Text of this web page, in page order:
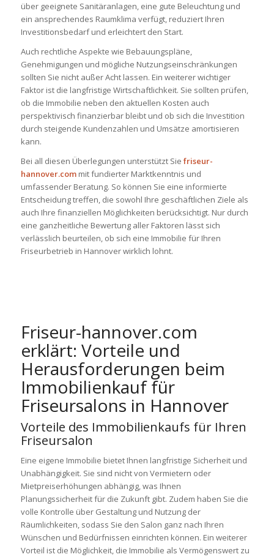
über geeignete Sanitäranlagen, eine gute Beleuchtung und
ein ansprechendes Raumklima verfügt, reduziert Ihren
Investitionsbedarf und erleichtert den Start.
Auch rechtliche Aspekte wie Bebauungspläne,
Genehmigungen und mögliche Nutzungseinschränkungen
sollten Sie nicht außer Acht lassen. Ein weiterer wichtiger
Faktor ist die langfristige Wirtschaftlichkeit. Sie sollten prüfen,
ob die Immobilie neben den aktuellen Kosten auch
perspektivisch finanzierbar bleibt und ob sich die Investition
durch steigende Kundenzahlen und Umsätze amortisieren
kann.
Bei all diesen Überlegungen unterstützt Sie friseur-
hannover.commit fundierter Marktkenntnis und
umfassender Beratung. So können Sie eine informierte
Entscheidung treffen, die sowohl Ihre geschäftlichen Ziele als
auch Ihre finanziellen Möglichkeiten berücksichtigt. Nur durch
eine ganzheitliche Bewertung aller Faktoren lässt sich
verlässlich beurteilen, ob sich eine Immobilie für Ihren
Friseurbetrieb in Hannover wirklich lohnt.
Friseur-hannover.com
erklärt: Vorteile und
Herausforderungen beim
Immobilienkauf für
Friseursalons in Hannover
Vorteile des Immobilienkaufs für Ihren
Friseursalon
Eine eigene Immobilie bietet Ihnen langfristige Sicherheit und
Unabhängigkeit. Sie sind nicht von Vermietern oder
Mietpreiserhöhungen abhängig, was Ihnen
Planungssicherheit für die Zukunft gibt. Zudem haben Sie die
volle Kontrolle über Gestaltung und Nutzung der
Räumlichkeiten, sodass Sie den Salon ganz nach Ihren
Wünschen und Bedürfnissen einrichten können. Ein weiterer
Vorteil ist die Möglichkeit, die Immobilie als Vermögenswert zu